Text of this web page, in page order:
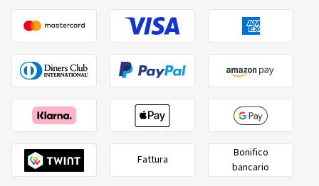
Fattura
Bonifico
bancario